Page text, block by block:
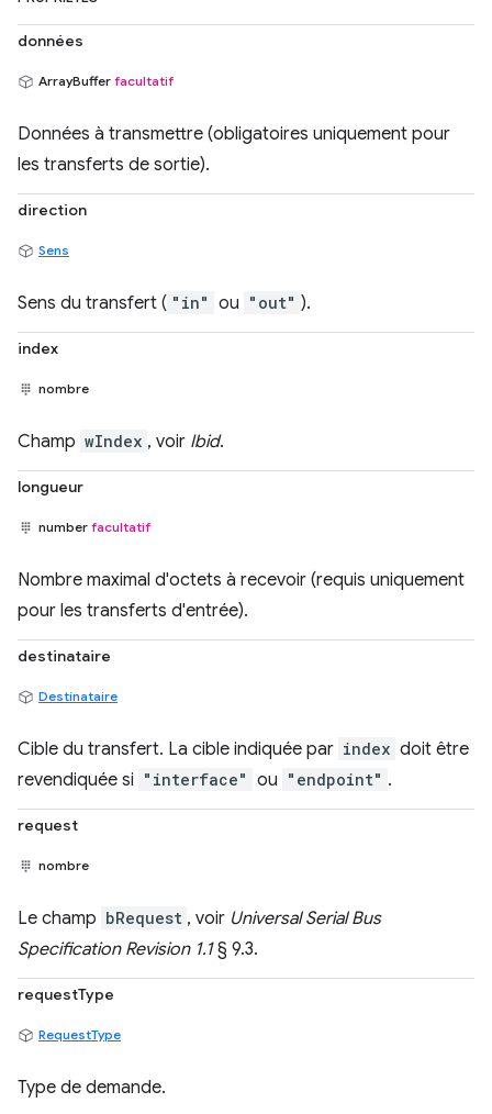
données
ArrayBuffer facultatif
Données à transmettre (obligatoires uniquement pour
les transferts de sortie).
direction
Sens
Sens du transfert ( "in" ou "out" ).
index
nombre
Champ wIndex , voir Ibid.
longueur
number facultatif
Nombre maximal d'octets à recevoir (requis uniquement
pour les transferts d'entrée).
destinataire
Destinataire
Cible du transfert. La cible indiquée par index doit être
revendiquée si "interface" ou "endpoint" .
request
nombre
Le champ bRequest , voir Universal Serial Bus
Specification Revision 1.1§ 9.3.
requestType
RequestType
Type de demande.